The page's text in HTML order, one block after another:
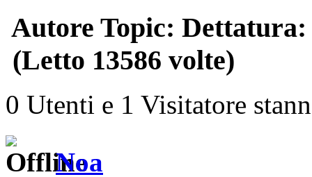
Autore Topic: Dettatura:
(Letto 13586 volte)
0 Utenti e 1 Visitatore
Noa